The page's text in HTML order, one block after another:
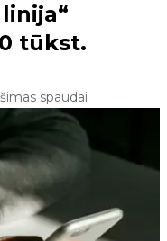
tūkst.
spaudai